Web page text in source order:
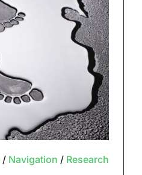
/ Navigation / Research